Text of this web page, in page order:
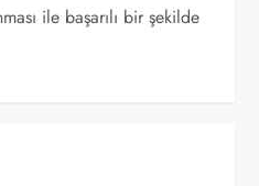
ile başarılı bir şekilde